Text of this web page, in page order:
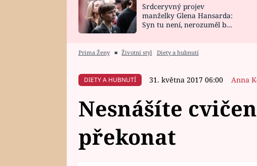
HOROSKOP NA
CELEBRITY
VAŘENÍ
Srdceryvný projev
manželky Glena Hansarda:
Syn tu není, nerozuměl by
Prima Ženy ■ Životní styl Diety a hubnutí
DIETY A HUBNUTÍ 31. května 2017 06:00 Anna
Nesnášíte
překonat